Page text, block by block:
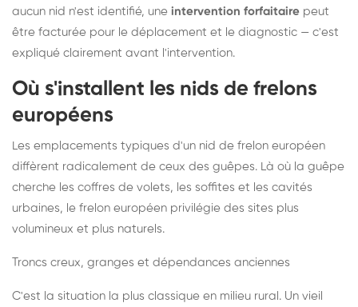
aucun nid n'est identifié, une intervention forfaitaire peut
être facturée pour le déplacement et le diagnostic — c'est
expliqué clairement avant l'intervention.
Où s'installent les nids de frelons
européens
Les emplacements typiques d'un nid de frelon européen
diffèrent radicalement de ceux des guêpes. Là où la guêpe
cherche les coffres de volets, les soffites et les cavités
urbaines, le frelon européen privilégie des sites plus
volumineux et plus naturels.
Troncs creux, granges et dépendances anciennes
C'est la situation la plus classique en milieu rural. Un vieil